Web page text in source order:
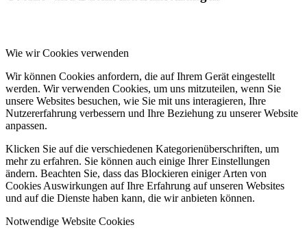
Wie wir Cookies verwenden
Wir können Cookies anfordern, die auf Ihrem Gerät eingestellt
werden. Wir verwenden Cookies, um uns mitzuteilen, wenn Sie
unsere Websites besuchen, wie Sie mit uns interagieren, Ihre
Nutzererfahrung verbessern und Ihre Beziehung zu unserer Website
anpassen.
Klicken Sie auf die verschiedenen Kategorienüberschriften, um
mehr zu erfahren. Sie können auch einige Ihrer Einstellungen
ändern. Beachten Sie, dass das Blockieren einiger Arten von
Cookies Auswirkungen auf Ihre Erfahrung auf unseren Websites
und auf die Dienste haben kann, die wir anbieten können.
Notwendige Website Cookies